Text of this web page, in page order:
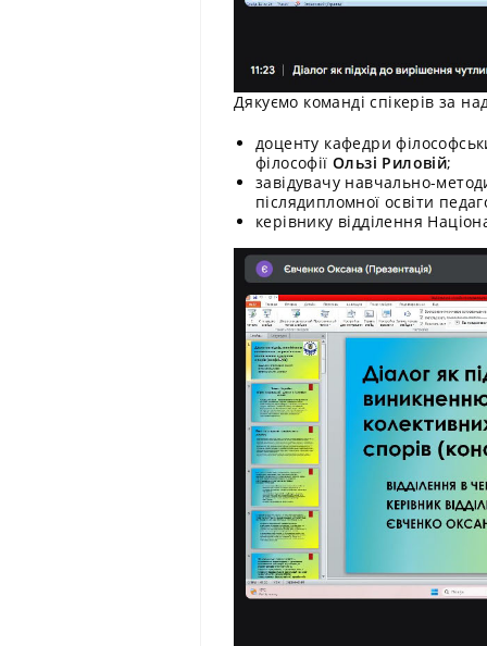
Дякуємо команді спікерів за
доценту кафедри
філософіїОльзі Риловій;
завідувачу навчально-
післядипломної освіти
керівнику відділення